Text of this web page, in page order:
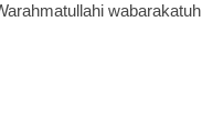
wabarakatuh